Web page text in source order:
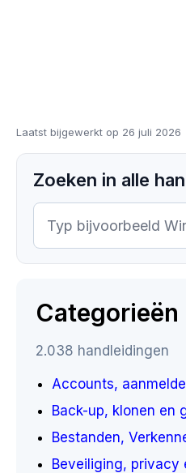
Laatst bijgewerkt op 26 juli 2026
Zoeken in alle
Categorieën
2.038 handleidingen
Accounts,
Back-up, klonen en
Bestanden,
Beveiliging, privacy